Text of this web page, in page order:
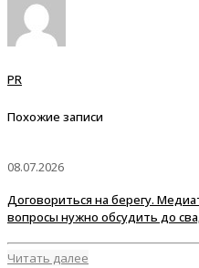
PR
Похожие записи
08.07.2026
Договориться на берегу.
вопросы нужно обсудить до
Читать далее